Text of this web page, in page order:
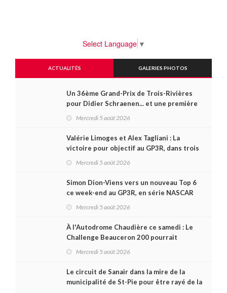
Select Language ▼
ACTUALITÉS GALERIES PHOTOS
Un 36ème Grand-Prix de Trois-Rivières
pour Didier Schraenen... et une première
Mercredi 5 août 2026
Valérie Limoges et Alex Tagliani : La
victoire pour objectif au GP3R, dans trois
Mercredi 5 août 2026
Simon Dion-Viens vers un nouveau Top 6
ce week-end au GP3R, en série NASCAR
Mercredi 5 août 2026
À l'Autodrome Chaudière ce samedi : Le
Challenge Beauceron 200 pourrait
Mercredi 5 août 2026
Le circuit de Sanair dans la mire de la
municipalité de St-Pie pour être rayé de la